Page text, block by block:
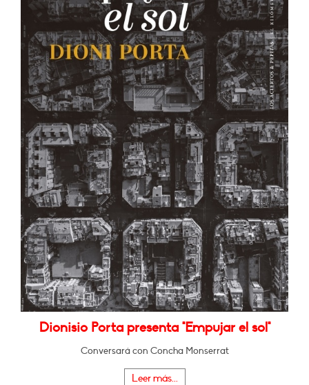
Dionisio Porta presenta "Empujar el sol"
Conversará con Concha Monserrat
Leer más...